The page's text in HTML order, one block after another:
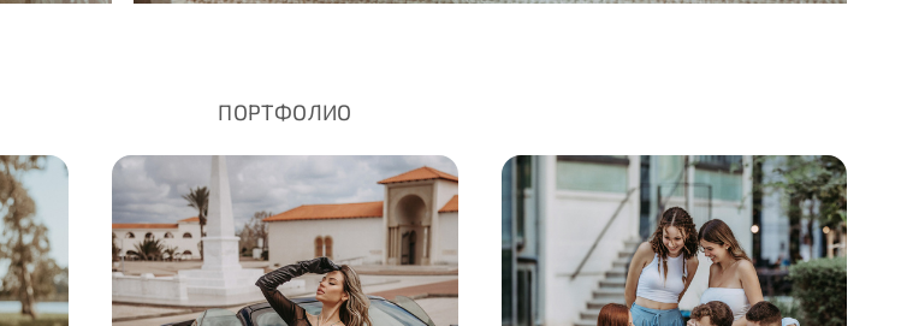
ПОРТФОЛИО